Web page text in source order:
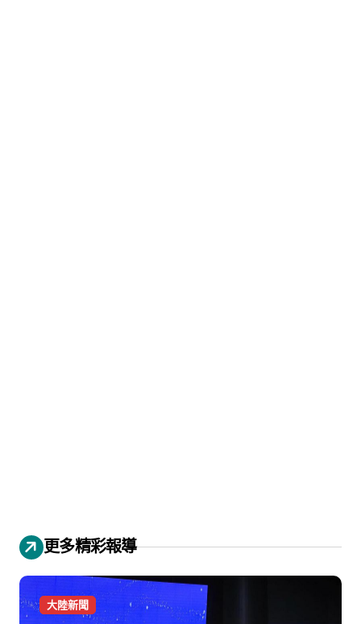
更多精彩報導
大陸新聞